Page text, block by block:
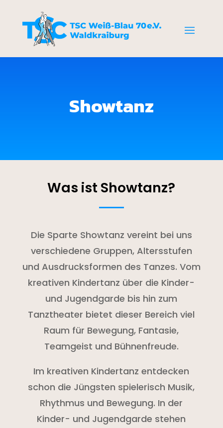
Showtanz
Was ist Showtanz?
Die Sparte Showtanz vereint bei uns
verschiedene Gruppen, Altersstufen
und Ausdrucksformen des Tanzes. Vom
kreativen Kindertanz über die Kinder-
und Jugendgarde bis hin zum
Tanztheater bietet dieser Bereich viel
Raum für Bewegung, Fantasie,
Teamgeist und Bühnenfreude.
Im kreativen Kindertanz entdecken
schon die Jüngsten spielerisch Musik,
Rhythmus und Bewegung. In der
Kinder- und Jugendgarde stehen